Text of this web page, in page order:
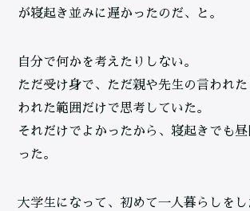
が寝起き並みに遅かったのだ、と。
自分で何かを考えたりしない。
ただ受け身で、ただ親や先生の言われ
われた範囲だけで思考していた。
それだけでよかったから、寝起きでも
った。
大学生になって、初めて一人暮らしをし